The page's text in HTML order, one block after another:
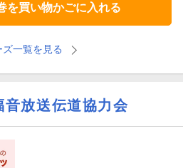
を買い物かごに入れる
ズ一覧を見る
音放送伝道協力会